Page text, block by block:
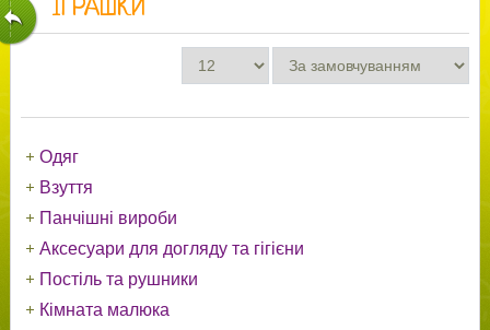
ІГРАШКИ
Одяг
Взуття
Панчішні вироби
Аксесуари для догляду та гігієни
Постіль та рушники
Кімната малюка